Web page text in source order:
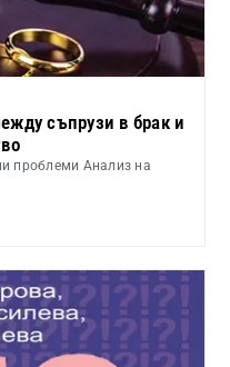
съпрузи в брак и
проблеми Анализ на